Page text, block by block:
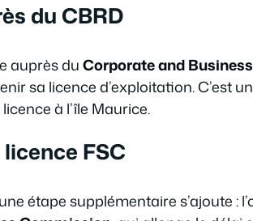
du CBRD
auprès duCorporate and
sa licence d’exploitation. C’est
à l’île Maurice.
FSC
étape supplémentaire s’ajoute :